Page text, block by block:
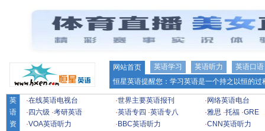
网站首页 英语学习 英语听力
英语口语
恒星英语提醒您：学习英语是一个持之以恒的
英
语
资
·在线英语电视台 ·世界主要英语报刊 · 网络英语电台
· 四六级 ·考研英语 ·英语专四 ·英语专八 ·雅思 ·托福 ·GRE
·VOA英语听力 · BBC英语听力 ·CNN英语听力